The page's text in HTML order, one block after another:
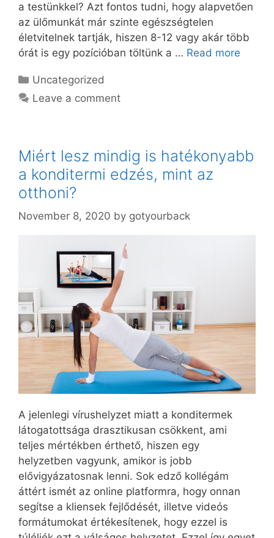
a testünkkel? Azt fontos tudni, hogy alapvetően
az ülőmunkát már szinte egészségtelen
életvitelnek tartják, hiszen 8-12 vagy akár több
órát is egy pozícióban töltünk a … Read more
Categories
Uncategorized
Leave a comment
Miért lesz mindig is hatékonyabb
a konditermi edzés, mint az
otthoni?
November 8, 2020 by gotyourback
A jelenlegi vírushelyzet miatt a konditermek
látogatottsága drasztikusan csökkent, ami
teljes mértékben érthető, hiszen egy
helyzetben vagyunk, amikor is jobb
elővigyázatosnak lenni. Sok edző kollégám
áttért ismét az online platformra, hogy onnan
segítse a kliensek fejlődését, illetve videós
formátumokat értékesítenek, hogy ezzel is